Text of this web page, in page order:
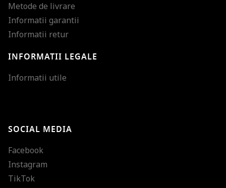
Metode de livrare
Informatii garantii
Informatii retur
INFORMATII LEGALE
Informatii utile
SOCIAL MEDIA
Facebook
Instagram
TikTok